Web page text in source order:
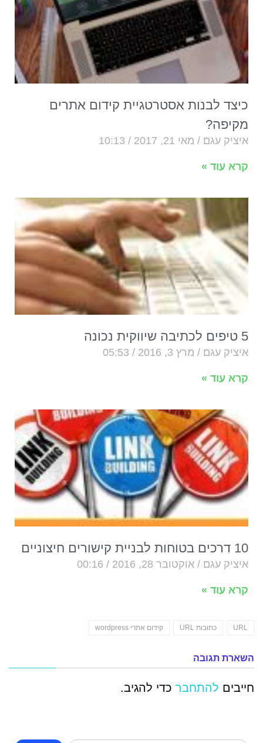
כיצד לבנות אסטרטגיית קידום אתרים
מקיפה?
איציק עגם מאי 21, 2017
קרא עוד »
5 טיפים לכתיבה שיווקית נכונה
איציק עגם מרץ 3, 2016
קרא עוד »
10 דרכים בטוחות לבניית קישורים חיצוניים
איציק עגם אוקטובר 28, 2016
קרא עוד »
URL כתובות URL קידום אתרי wordpress
השארת תגובה
חייבים להתחבר כדי להגיב.